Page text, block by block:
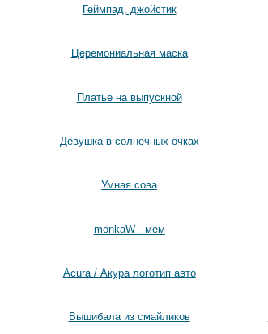
Геймпад, джойстик
Церемониальная маска
Платье на выпускной
Девушка в солнечных очках
Умная сова
monkaW - мем
Acura / Акура логотип авто
Вышибала из смайликов